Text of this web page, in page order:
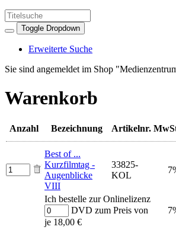
Toggle Dropdown
Erweiterte Suche
Sie sind angemeldet im Shop
Warenkorb
Anzahl Bezeichnung Artikelnr.
Best of ...
Kurzfilmtag -
Augenblicke
VIII
33825-
KOL
Ich bestelle zur Onlinelizenz
DVD zum Preis von
je 18,00 €